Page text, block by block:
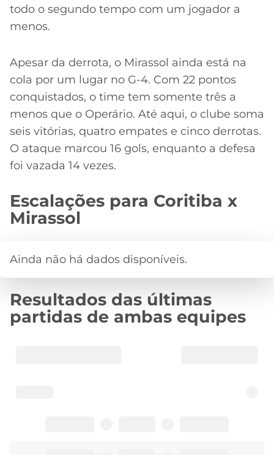
todo o segundo tempo com um jogador a
menos.
Apesar da derrota, o Mirassol ainda está na
cola por um lugar no G-4. Com 22 pontos
conquistados, o time tem somente três a
menos que o Operário. Até aqui, o clube soma
seis vitórias, quatro empates e cinco derrotas.
O ataque marcou 16 gols, enquanto a defesa
foi vazada 14 vezes.
Escalações para Coritiba x
Mirassol
Resultados das últimas
partidas de ambas equipes